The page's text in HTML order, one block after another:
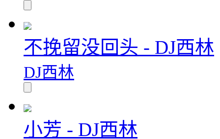
不挽留没回头 - DJ西林
DJ西林
小芳 - DJ西林